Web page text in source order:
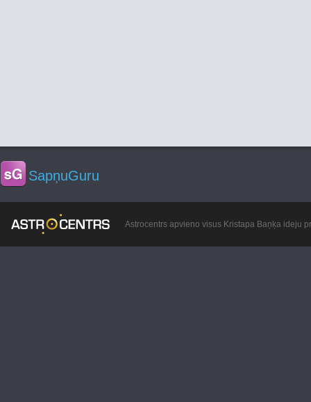
SapņuGuru
Astrocentrs apvieno visus Kristapa Baņķa ideju